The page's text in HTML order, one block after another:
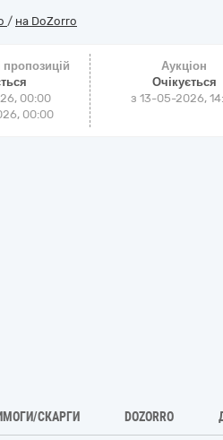
/ на DoZorro
пропозицій
00:00
00:00
Аукціон
Очікується
з 13-05-2026,
СКАРГИ DOZORRO